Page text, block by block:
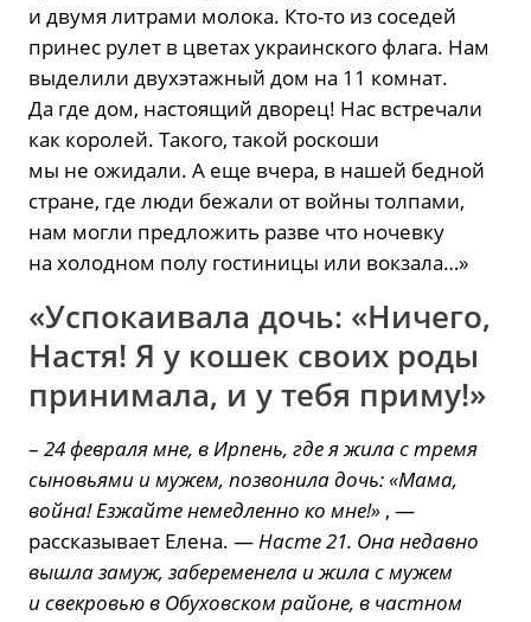
и двумя литрами молока. Кто-то из соседей
принес рулет в цветах украинского флага. Нам
выделили двухэтажный дом на 11 комнат.
Да где дом, настоящий дворец! Нас встречали
как королей. Такого, такой роскоши
мы не ожидали. А еще вчера, в нашей бедной
стране, где люди бежали от войны толпами,
нам могли предложить разве что ночевку
на холодном полу гостиницы или вокзала…»
«Успокаивала дочь: «Ничего,
Настя! Я у кошек своих роды
принимала, и у тебя приму!»
– 24 февраля мне, в Ирпень, где я жила с тремя
сыновьями и мужем, позвонила дочь: «Мама,
война! Езжайте немедленно ко мне!» , —
рассказывает Елена. —Насте 21. Она недавно
вышла замуж, забеременела и жила с мужем
и свекровью в Обуховском районе, в частном